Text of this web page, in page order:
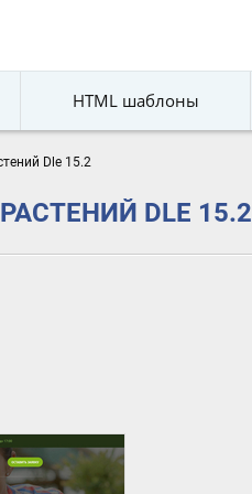
HTML шаблоны
Dle 15.2
DLE 15.2